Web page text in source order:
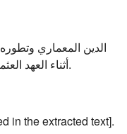
أثناء العهد العثماني (1551-1711 م). مصادر تاريخية وآثار.
in the extracted text].